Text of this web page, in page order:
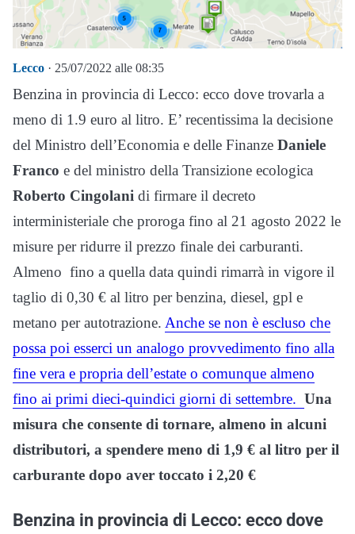
Lecco · 25/07/2022 alle 08:35
Benzina in provincia di Lecco: ecco dove trovarla a
meno di 1.9 euro al litro. E’ recentissima la decisione
del Ministro dell’Economia e delle Finanze Daniele
Franco e del ministro della Transizione ecologica
Roberto Cingolani di firmare il decreto
interministeriale che proroga fino al 21 agosto 2022 le
misure per ridurre il prezzo finale dei carburanti.
Almeno fino a quella data quindi rimarrà in vigore il
taglio di 0,30 € al litro per benzina, diesel, gpl e
metano per autotrazione. Anche se non è escluso che
possa poi esserci un analogo provvedimento fino alla
fine vera e propria dell’estate o comunque almeno
fino ai primi dieci-quindici giorni di settembre. Una
misura che consente di tornare, almeno in alcuni
distributori, a spendere meno di 1,9 € al litro per il
carburante dopo aver toccato i 2,20 €
Benzina in provincia di Lecco: ecco dove